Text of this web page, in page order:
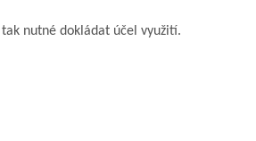
tak nutné dokládat účel využití.